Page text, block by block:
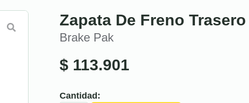
Zapata De Freno
Brake Pak
$ 113.901
Cantidad: